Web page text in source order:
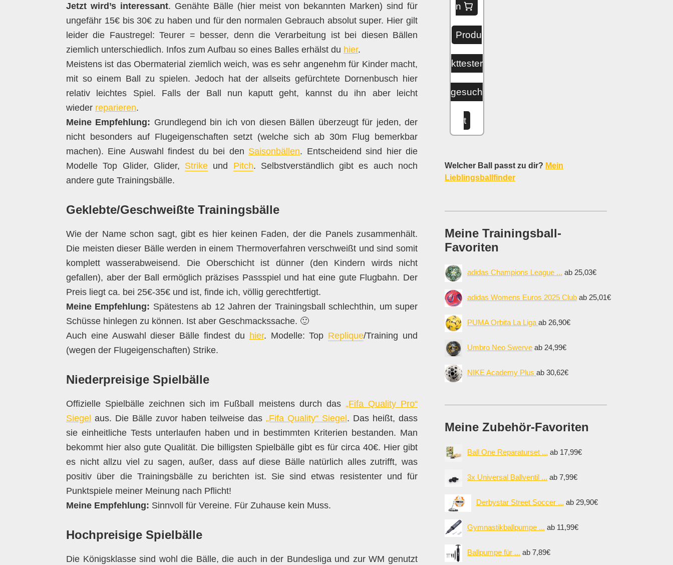
Jetzt wird’s interessant. Genähte Bälle (hier meist von bekannten Marken) sind für
ungefähr 15€ bis 30€ zu haben und für den normalen Gebrauch absolut super. Hier gilt
leider die Faustregel: Teurer = besser, denn die Verarbeitung ist bei diesen Bällen
ziemlich unterschiedlich. Infos zum Aufbau so eines Balles erhälst du hier.
Meistens ist das Obermaterial ziemlich weich, was es sehr angenehm für Kinder macht,
mit so einem Ball zu spielen. Jedoch hat der allseits gefürchtete Dornenbusch hier
relativ leichtes Spiel. Falls der Ball nun kaputt geht, kannst du ihn aber leicht
wieder reparieren.
Meine Empfehlung: Grundlegend bin ich von diesen Bällen überzeugt für jeden, der
nicht besonders auf Flugeigenschaften setzt (welche sich ab 30m Flug bemerkbar
machen). Eine Auswahl findest du bei den Saisonbällen. Entscheidend sind hier die
Modelle Top Glider, Glider, Strike und Pitch. Selbstverständlich gibt es auch noch
andere gute Trainingsbälle.
Geklebte/Geschweißte Trainingsbälle
Wie der Name schon sagt, gibt es hier keinen Faden, der die Panels zusammenhält.
Die meisten dieser Bälle werden in einem Thermoverfahren verschweißt und sind somit
komplett wasserabweisend. Die Oberschicht ist dünner (den Kindern wirds nicht
gefallen), aber der Ball ermöglich präzises Passspiel und hat eine gute Flugbahn. Der
Preis liegt ca. bei 25€-35€ und ist, finde ich, völlig gerechtfertigt.
Meine Empfehlung: Spätestens ab 12 Jahren der Trainingsball schlechthin, um super
Schüsse hinlegen zu können. Ist aber Geschmackssache. 🙂
Auch eine Auswahl dieser Bälle findest du hier. Modelle: Top Replique/Training und
(wegen der Flugeigenschaften) Strike.
Niederpreisige Spielbälle
Offizielle Spielbälle zeichnen sich im Fußball meistens durch das „Fifa Quality Pro“
Siegel aus. Die Bälle zuvor haben teilweise das „Fifa Quality“ Siegel . Das heißt, dass
sie einheitliche Tests unterlaufen haben und in bestimmten Kriterien bestanden. Man
bekommt hier also gute Qualität. Die billigsten Spielbälle gibt es für circa 40€. Hier gibt
es nicht allzu viel zu sagen, außer, dass auf diese Bälle natürlich alles zutrifft, was
positiv über die Trainingsbälle zu berichten ist. Sie sind etwas resistenter und für
Punktspiele meiner Meinung nach Pflicht!
Meine Empfehlung: Sinnvoll für Vereine. Für Zuhause kein Muss.
Hochpreisige Spielbälle
Die Königsklasse sind wohl die Bälle, die auch in der Bundesliga und zur WM genutzt
n
Produ
kttester
gesuch
t
Welcher Ball passt zu dir? Mein
Lieblingsballfinder
Meine Trainingsball-
Favoriten
adidas Champions League ... ab 25,03€
adidas Womens Euros 2025 Clubab 25,01€
PUMA Orbita La Ligaab 26,90€
Umbro Neo Swerve ab 24,99€
NIKE Academy Plus ab 30,62€
Meine Zubehör-Favoriten
Ball One Reparaturset ... ab 17,99€
3x Universal Ballventil ... ab 7,99€
Derbystar Street Soccer ... ab 29,90€
Gymnastikballpumpe ... ab 11,99€
Ballpumpe für ... ab 7,89€